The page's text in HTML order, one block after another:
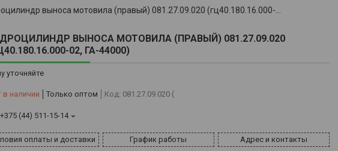
Гидроцилиндр выноса мотовила (правый) 081.27.09.020 (гц40.180.16.000-02, га-44000)
ВЫНОСА МОТОВИЛА (ПРАВЫЙ) 081.27.09.020
02, ГА-44000)
уточняйте
в наличии Только оптом Код: 081.27.09.020 (
+375 (44) 511-15-14
оплаты и доставки График работы Адрес и контакты